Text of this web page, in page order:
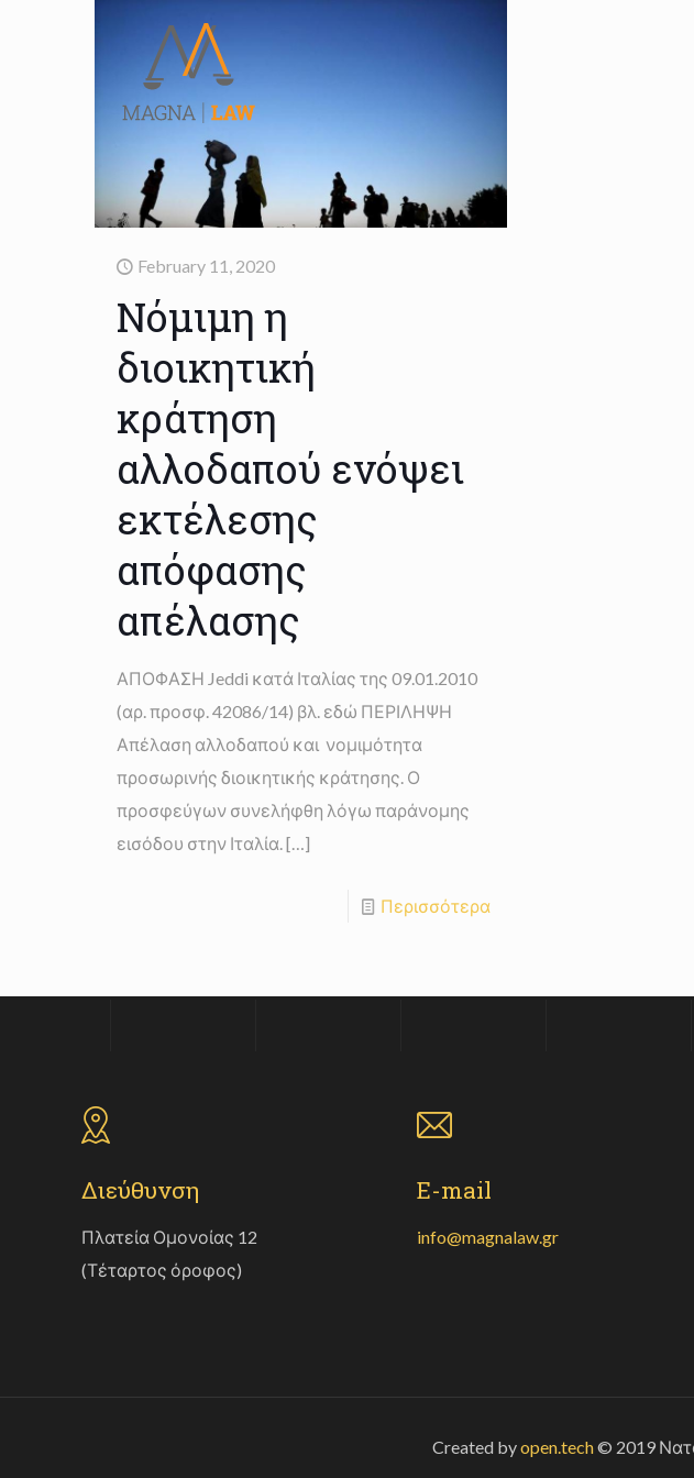
February 11, 2020
Νόμιμη η
διοικητική
κράτηση
αλλοδαπού ενόψει
εκτέλεσης
απόφασης
απέλασης
ΑΠΟΦΑΣΗ Jeddi κατά Ιταλίας της 09.01.2010
(αρ. προσφ. 42086/14) βλ. εδώ ΠΕΡΙΛΗΨΗ
Απέλαση αλλοδαπού και νομιμότητα
προσωρινής διοικητικής κράτησης. Ο
προσφεύγων συνελήφθη λόγω παράνομης
εισόδου στην Ιταλία. […]
Περισσότερα
Διεύθυνση
Πλατεία Ομονοίας 12
(Τέταρτος όροφος)
E-mail
info@magnalaw.gr
Created byopen.tech© 2019